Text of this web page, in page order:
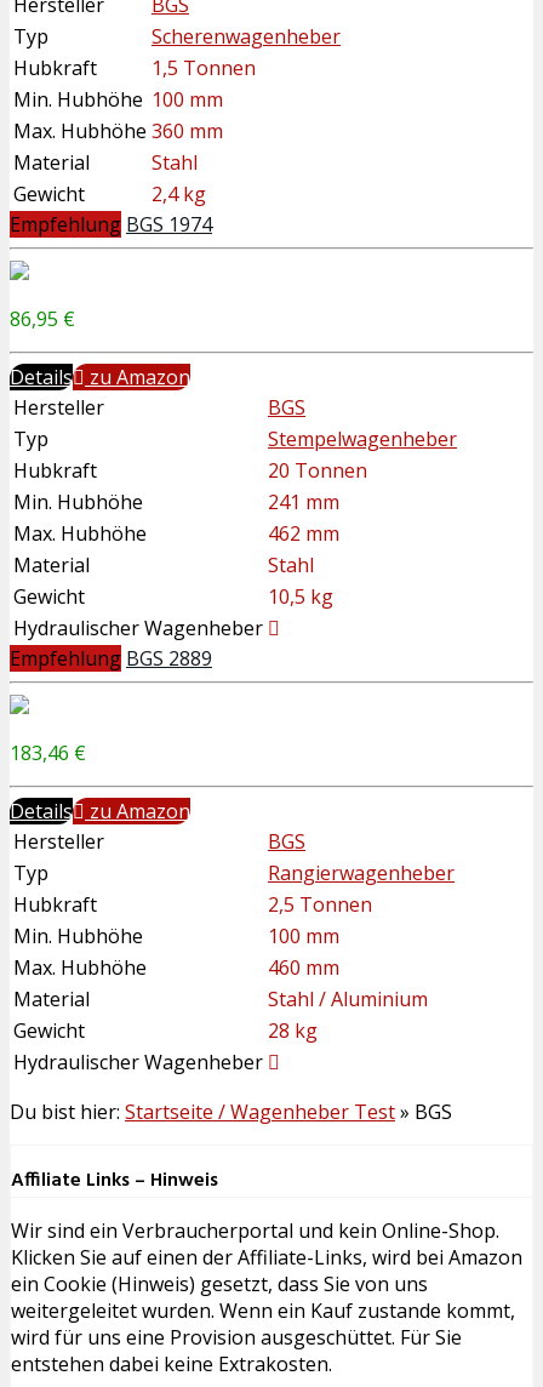
Typ
Scherenwagenheber
Hubkraft
1,5 Tonnen
Min. Hubhöhe 100 mm
Max. Hubhöhe 360 mm
Material
Stahl
Gewicht
2,4 kg
Empfehlung BGS 1974
86,95 €
Details
zu Amazon
Hersteller
BGS
Typ
Stempelwagenheber
Hubkraft
20 Tonnen
Min. Hubhöhe
241 mm
Max. Hubhöhe
462 mm
Material
Stahl
Gewicht
10,5 kg
Hydraulischer Wagenheber
Empfehlung BGS 2889
183,46 €
Details
zu Amazon
Hersteller
BGS
Typ
Rangierwagenheber
Hubkraft
2,5 Tonnen
Min. Hubhöhe
100 mm
Max. Hubhöhe
460 mm
Material
Stahl / Aluminium
Gewicht
28 kg
Hydraulischer Wagenheber
Du bist hier: Startseite / Wagenheber Test» BGS
Affiliate Links – Hinweis
Wir sind ein Verbraucherportal und kein Online-Shop.
Klicken Sie auf einen der Affiliate-Links, wird bei Amazon
ein Cookie (Hinweis) gesetzt, dass Sie von uns
weitergeleitet wurden. Wenn ein Kauf zustande kommt,
wird für uns eine Provision ausgeschüttet. Für Sie
entstehen dabei keine Extrakosten.